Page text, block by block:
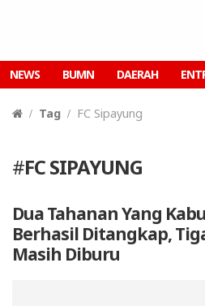
NEWS BUMN DAERAH
Tag FC Sipayung
#FC SIPAYUNG
Dua Tahanan Yang
Berhasil Ditangkap,
Masih Diburu